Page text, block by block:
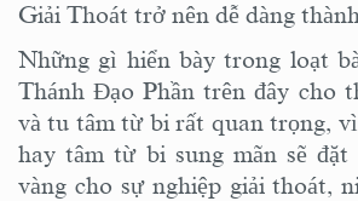
Giải Thoát trở nên dễ dàng
Những gì hiển bày trong loạt
Thánh Đạo Phần trên đây cho
và tu tâm từ bi rất quan trọng,
hay tâm từ bi sung mãn sẽ đặt
vàng cho sự nghiệp giải thoát,